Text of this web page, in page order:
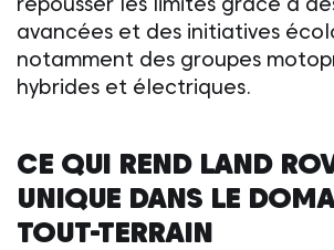
avancées et des initiatives
notamment des groupes
hybrides et électriques.
CE QUI REND LAND
UNIQUE DANS LE
TOUT-TERRAIN